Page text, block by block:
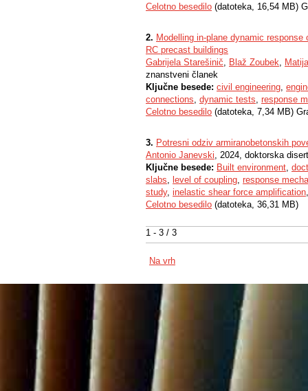
1 - 3 / 3
Celotno besedilo (datoteka, 16,54 MB)
2. Modelling in-plane dynamic
RC precast buildings
Gabrijela Starešinič, Blaž Zoubek,
znanstveni članek
Ključne besede: civil engineering,
connections, dynamic tests, response
Celotno besedilo (datoteka, 7,34 MB)
3. Potresni odziv armiranobetonskih
Antonio Janevski, 2024, doktorska
Ključne besede: Built environment,
slabs, level of coupling, response
study, inelastic shear force amplification
Celotno besedilo (datoteka, 36,31 MB)
Na vrh